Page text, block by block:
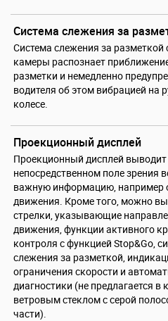
Система слежения за
Система слежения за
камеры распознает
разметки и немедленно
водителя об этом вибрацией на
колесе.
Проекционный дисплей
Проекционный дисплей
непосредственном поле зрения
важную информацию, например
движения. Кроме того, можно
стрелки, указывающие
движения, функции активного
контроля с функцией Stop&Go,
слежения за разметкой,
ограничения скорости и
диагностики (не предлагается в
ветровым стеклом с серой
части).